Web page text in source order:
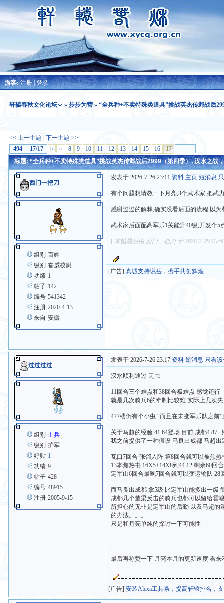
游客:注册|登录
轩辕春秋文化论坛 »步步为营 » “全兵种+不卖特殊类道具”挑战英杰传邺战后
<< 上一主题 |下一主题 >>
494
17/17 |‹ ‹‹ 8 9 10 11 12 13 14 15 16
17
标题: “全兵种+不卖特殊类道具”挑战英杰传邺战后2999（第四季）, 汉水之战
西门一把刀
组别 百姓
级别 奋威校尉
功绩 1
帖子 142
编号 541342
注册 2020-4-13
来自 安徽
发表于 2026-7-26 23:11 资料 主页 短消息
有个问题想请教一下月亮,3个武术家,把武
感谢过过的解释,确实没看后面的流程,以
武术家后面配高军乐1关能升40级,开发个
[ 本帖最后由 西门一把刀 于 2026-7-29
[广告]真诚支持说岳，携手共创辉煌
过过过过
组别 士兵
级别 护军
好贴 1
功绩 9
帖子 428
编号 48915
注册 2005-9-15
发表于 2026-7-26 23:17 资料 短消息 只看
汉水顺利通过 无虫
11回合三个难点和38回合极难点 感觉还行
就是几次骑兵6的牵制比较难 实际上几次
477楼倒有个小虫 “而且在未变军乐队之前”
关于马超的经验 41.64登场 目前 成都4.87+
我之前提供了一种假设 马良出成都 马超出
瓦口7回合 张郃入阵 第8回合就可以被焦
13本焦热书 16X5+14X8到44.12 剩余60回
定军山6回合最晚7回合就可以变运输队 28
而马良出成都 拿5级 比定军山能多出一级
成都几个董梁反击的骑兵也都可以留给霍
所担心的无非是定军山的后勤 以及马超
的办法。。。
只是和月亮单纯的探讨一下可能性
最后再称赞一下 月亮本月的更新速度 看
[广告]安装Alexa工具条，提高轩辕排名，